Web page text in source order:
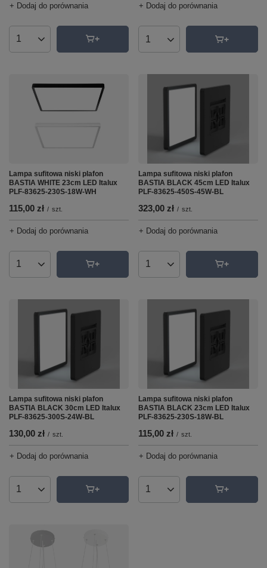
+ Dodaj do porównania
Ilość produktów
+ Dodaj do porównania
Ilość produktów
Lampa sufitowa niski plafon
BASTIA WHITE 23cm LED Italux
PLF-83625-230S-18W-WH
115,00 zł / szt.
+ Dodaj do porównania
Ilość produktów
Lampa sufitowa niski plafon
BASTIA BLACK 45cm LED Italux
PLF-83625-450S-45W-BL
323,00 zł / szt.
+ Dodaj do porównania
Ilość produktów
Lampa sufitowa niski plafon
BASTIA BLACK 30cm LED Italux
PLF-83625-300S-24W-BL
130,00 zł / szt.
+ Dodaj do porównania
Ilość produktów
Lampa sufitowa niski plafon
BASTIA BLACK 23cm LED Italux
PLF-83625-230S-18W-BL
115,00 zł / szt.
+ Dodaj do porównania
Ilość produktów